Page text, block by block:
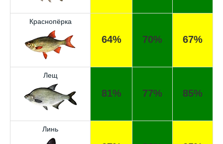
Краснопёрка
64% 70% 67%
Лещ
81% 77% 85%
Линь